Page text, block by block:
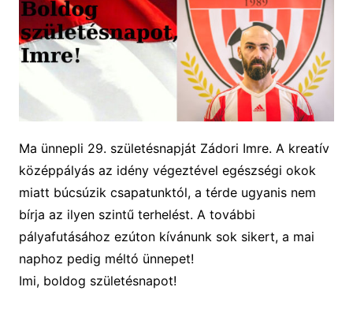
Ma ünnepli 29. születésnapját Zádori Imre. A kreatív
középpályás az idény végeztével egészségi okok
miatt búcsúzik csapatunktól, a térde ugyanis nem
bírja az ilyen szintű terhelést. A további
pályafutásához ezúton kívánunk sok sikert, a mai
naphoz pedig méltó ünnepet!
Imi, boldog születésnapot!